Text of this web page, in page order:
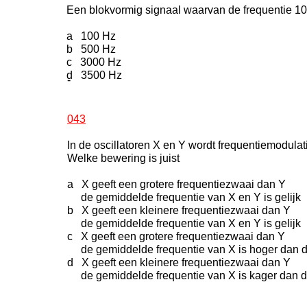
Een blokvormig signaal waarvan de frequentie
a 100 Hz
b 500 Hz
c 3000 Hz
d 3500 Hz
-
043
In de oscillatoren X en Y wordt
Welke bewering is juist
a X geeft een grotere frequentiezwaai dan Y
de gemiddelde frequentie van X en Y is gelijk
b X geeft een kleinere frequentiezwaai dan Y
de gemiddelde frequentie van X en Y is gelijk
c X geeft een grotere frequentiezwaai dan Y
de gemiddelde frequentie van X is hoger dan
d X geeft een kleinere frequentiezwaai dan Y
de gemiddelde frequentie van X is kager dan